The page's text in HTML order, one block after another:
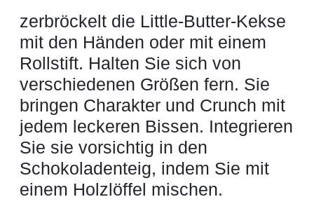
zerbröckelt die Little-Butter-Kekse
mit den Händen oder mit einem
Rollstift. Halten Sie sich von
verschiedenen Größen fern. Sie
bringen Charakter und Crunch mit
jedem leckeren Bissen. Integrieren
Sie sie vorsichtig in den
Schokoladenteig, indem Sie mit
einem Holzlöffel mischen.